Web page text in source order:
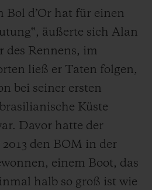
Bol d’Or hat für einen
äußerte sich Alan
des Rennens, im
ließ er Taten folgen,
bei seiner ersten
Küste
Davor hatte der
2013 den BOM in der
einem Boot, das
halb so groß ist wie